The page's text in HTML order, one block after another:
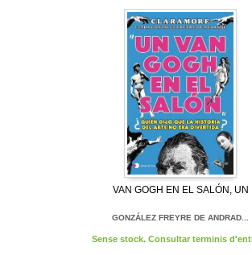
VAN GOGH EN EL SALÓN, UN
GONZÁLEZ FREYRE DE ANDRAD...
Sense stock. Consultar terminis